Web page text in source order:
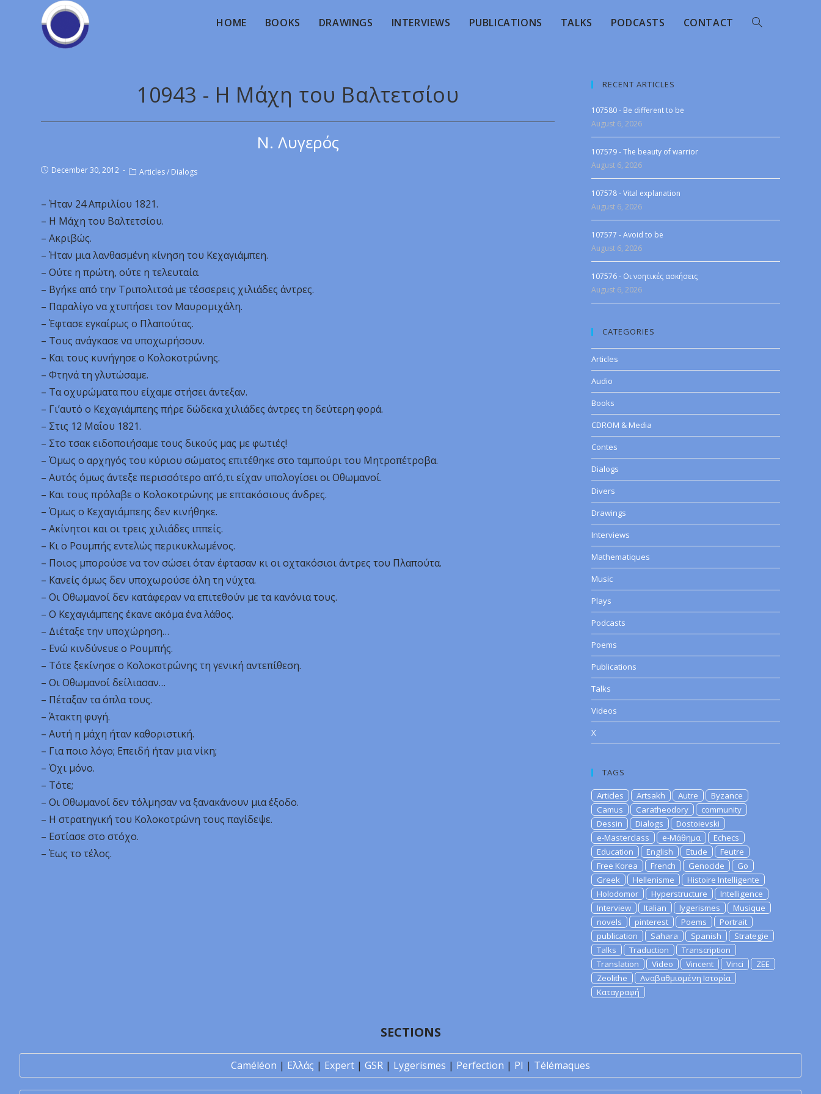
HOME BOOKS DRAWINGS INTERVIEWS PUBLICATIONS TALKS PODCASTS CONTACT
10943 - Η Μάχη του Βαλτετσίου
Ν. Λυγερός
December 30, 2012 Articles/ Dialogs
– Ήταν 24 Απριλίου 1821.
– Η Μάχη του Βαλτετσίου.
– Ακριβώς.
– Ήταν μια λανθασμένη κίνηση του Κεχαγιάμπεη.
– Ούτε η πρώτη, ούτε η τελευταία.
– Βγήκε από την Τριπολιτσά με τέσσερεις χιλιάδες άντρες.
– Παραλίγο να χτυπήσει τον Μαυρομιχάλη.
– Έφτασε εγκαίρως ο Πλαπούτας.
– Τους ανάγκασε να υποχωρήσουν.
– Και τους κυνήγησε ο Κολοκοτρώνης.
– Φτηνά τη γλυτώσαμε.
– Τα οχυρώματα που είχαμε στήσει άντεξαν.
– Γι’αυτό ο Κεχαγιάμπεης πήρε δώδεκα χιλιάδες άντρες τη δεύτερη φορά.
– Στις 12 Μαΐου 1821.
– Στο τσακ ειδοποιήσαμε τους δικούς μας με φωτιές!
– Όμως ο αρχηγός του κύριου σώματος επιτέθηκε στο ταμπούρι του Μητροπέτροβα.
– Αυτός όμως άντεξε περισσότερο απ’ό,τι είχαν υπολογίσει οι Οθωμανοί.
– Και τους πρόλαβε ο Κολοκοτρώνης με επτακόσιους άνδρες.
– Όμως ο Κεχαγιάμπεης δεν κινήθηκε.
– Ακίνητοι και οι τρεις χιλιάδες ιππείς.
– Κι ο Ρουμπής εντελώς περικυκλωμένος.
– Ποιος μπορούσε να τον σώσει όταν έφτασαν κι οι οχτακόσιοι άντρες του Πλαπούτα.
– Κανείς όμως δεν υποχωρούσε όλη τη νύχτα.
– Οι Οθωμανοί δεν κατάφεραν να επιτεθούν με τα κανόνια τους.
– Ο Κεχαγιάμπεης έκανε ακόμα ένα λάθος.
– Διέταξε την υποχώρηση…
– Ενώ κινδύνευε ο Ρουμπής.
– Τότε ξεκίνησε ο Κολοκοτρώνης τη γενική αντεπίθεση.
– Οι Οθωμανοί δείλιασαν…
– Πέταξαν τα όπλα τους.
– Άτακτη φυγή.
– Αυτή η μάχη ήταν καθοριστική.
– Για ποιο λόγο; Επειδή ήταν μια νίκη;
– Όχι μόνο.
– Τότε;
– Οι Οθωμανοί δεν τόλμησαν να ξανακάνουν μια έξοδο.
– Η στρατηγική του Κολοκοτρώνη τους παγίδεψε.
– Εστίασε στο στόχο.
– Έως το τέλος.
RECENT ARTICLES
107580 - Be different to be
August 6, 2026
107579 - The beauty of warrior
August 6, 2026
107578 - Vital explanation
August 6, 2026
107577 - Avoid to be
August 6, 2026
107576 - Οι νοητικές ασκήσεις
August 6, 2026
CATEGORIES
Articles
Audio
Books
CDROM & Media
Contes
Dialogs
Divers
Drawings
Interviews
Mathematiques
Music
Plays
Podcasts
Poems
Publications
Talks
Videos
X
TAGS
Articles Artsakh Autre
Byzance
Camus
Caratheodory
community
Dessin
Dialogs
Dostoievski
e-Masterclass
e-Μάθημα
Echecs
Education
English Etude
Feutre
Free Korea
French Genocide
Go
Greek
Hellenisme
Histoire Intelligente
Holodomor
Hyperstructure
Intelligence
Interview
Italian lygerismes
Musique
novels
pinterest Poems
Portrait
publication
Sahara Spanish
Strategie
Talks
Traduction
Transcription
Translation
Video Vincent Vinci
ZEE
Zeolithe
Αναβαθμισμένη Ιστορία
Καταγραφή
SECTIONS
Caméléon | Ελλάς | Expert | GSR | Lygerismes | Perfection | PI | Télémaques